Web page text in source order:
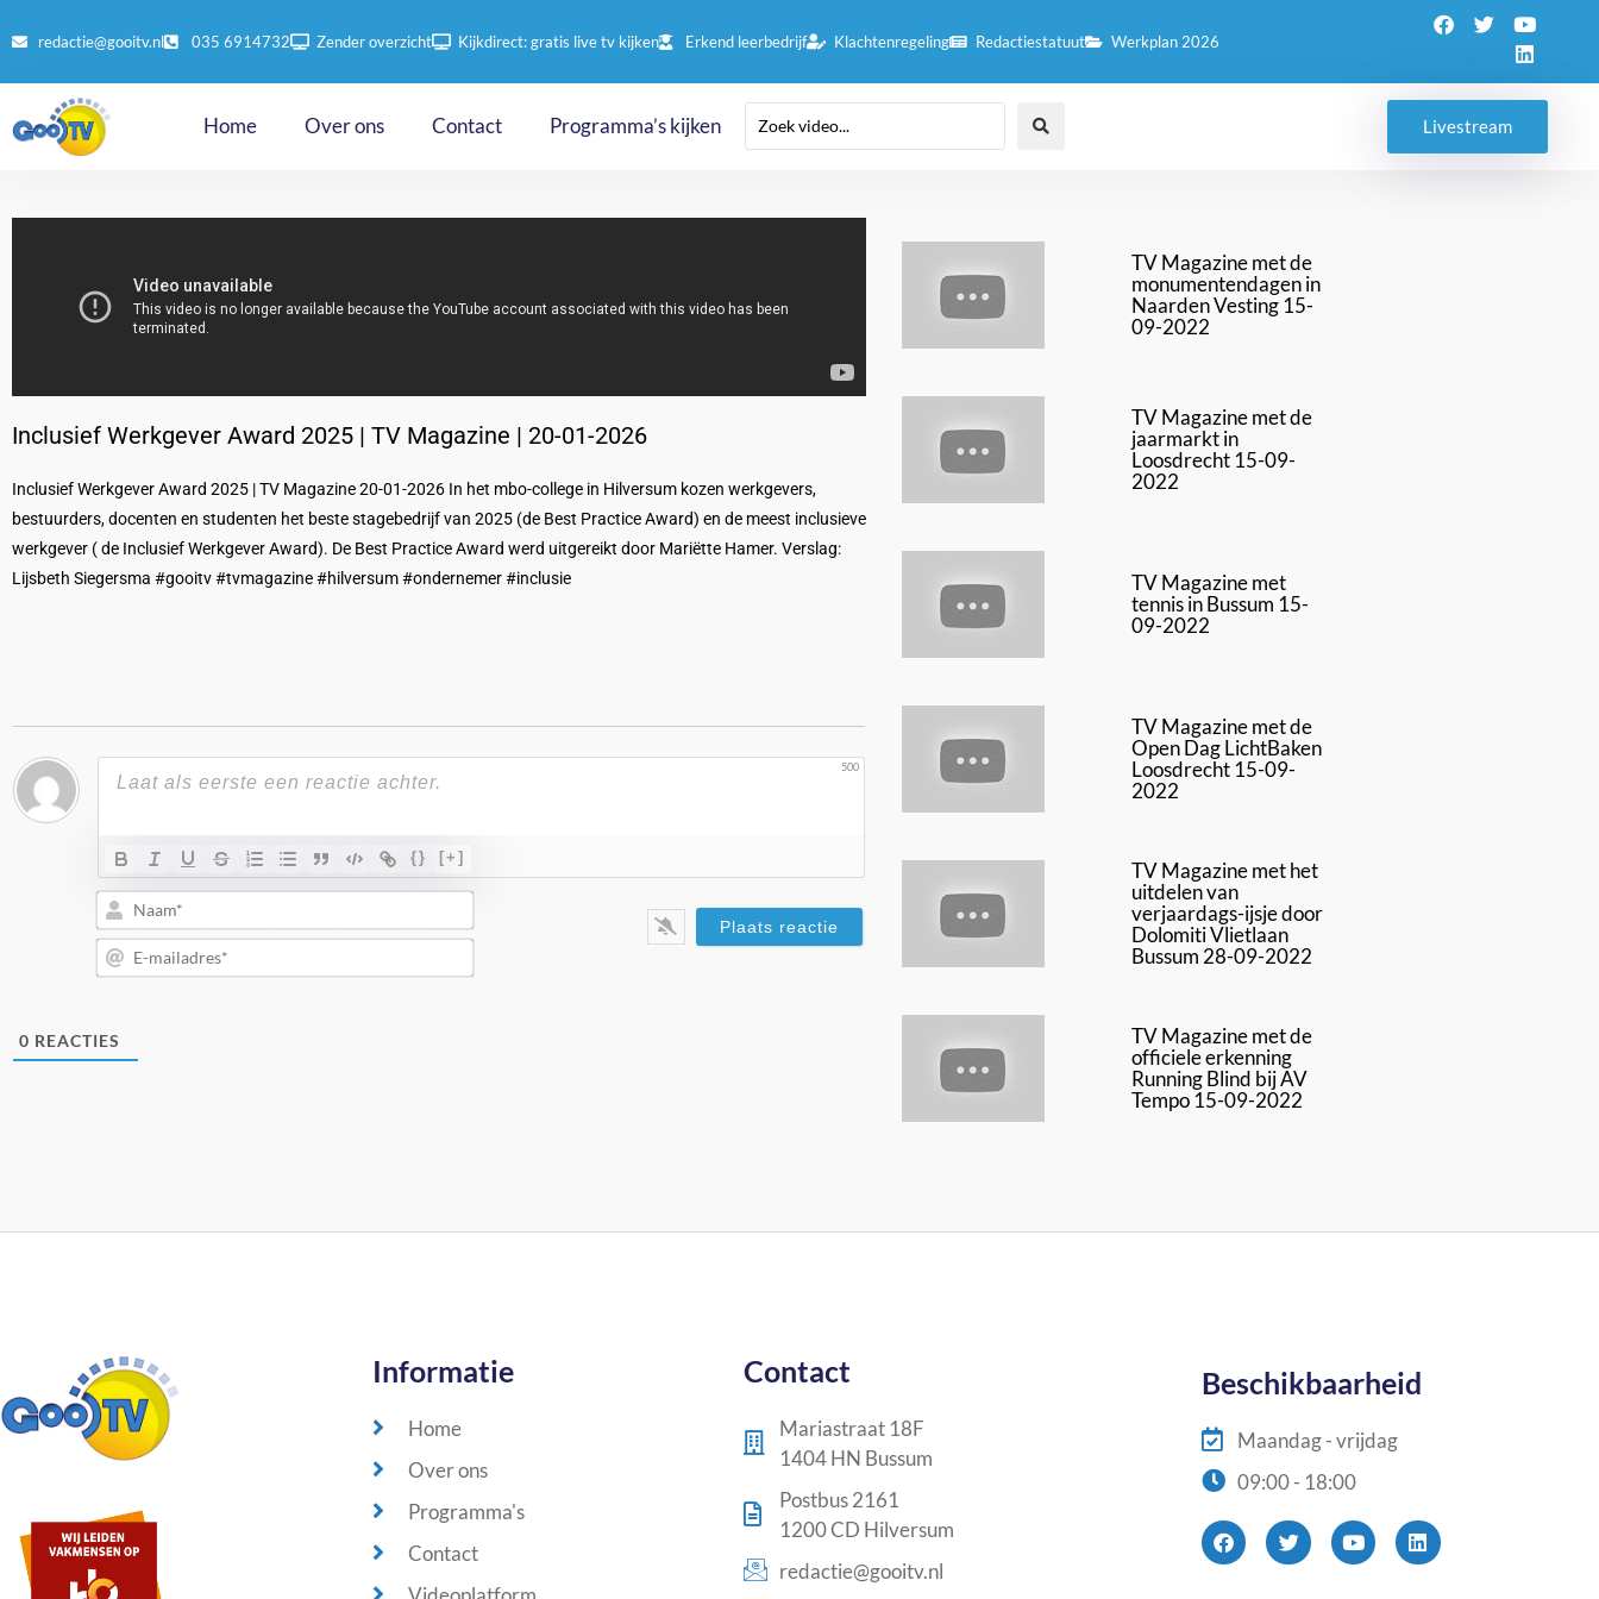
redactie@gooitv.nl 035 6914732 Zender overzicht Kijkdirect: gratis live tv kijken Erkend leerbedrijf Klachtenregeling Redactiestatuut Werkplan 2026
Home Over ons Contact Programma’s kijken Livestream
Inclusief Werkgever Award 2025 | TV Magazine | 20-01-2026
Inclusief Werkgever Award 2025 | TV Magazine 20-01-2026 In het mbo-college in Hilversum kozen werkgevers,
bestuurders, docenten en studenten het beste stagebedrijf van 2025 (de Best Practice Award) en de meest inclusieve
werkgever ( de Inclusief Werkgever Award). De Best Practice Award werd uitgereikt door Mariëtte Hamer. Verslag:
Lijsbeth Siegersma #gooitv #tvmagazine #hilversum #ondernemer #inclusie
500
{} [+]
Naam*
E-
mailadres*
0 REACTIES
TV Magazine met de
monumentendagen in
Naarden Vesting 15-
09-2022
TV Magazine met de
jaarmarkt in
Loosdrecht 15-09-
2022
TV Magazine met
tennis in Bussum 15-
09-2022
TV Magazine met de
Open Dag LichtBaken
Loosdrecht 15-09-
2022
TV Magazine met het
uitdelen van
verjaardags-ijsje door
Dolomiti Vlietlaan
Bussum 28-09-2022
TV Magazine met de
officiele erkenning
Running Blind bij AV
Tempo 15-09-2022
Informatie
Home
Over ons
Programma's
Contact
Contact
Mariastraat 18F
1404 HN Bussum
Postbus 2161
1200 CD Hilversum
redactie@gooitv.nl
Beschikbaarheid
Maandag - vrijdag
09:00 - 18:00